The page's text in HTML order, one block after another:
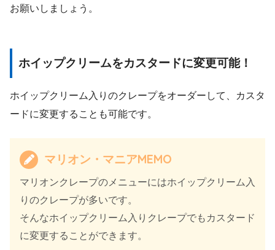
お願いしましょう。
ホイップクリームをカスタードに変更可能！
ホイップクリーム入りのクレープをオーダーして、カスタ
ードに変更することも可能です。
マリオン・マニアMEMO
マリオンクレープのメニューにはホイップクリーム入
りのクレープが多いです。
そんなホイップクリーム入りクレープでもカスタード
に変更することができます。